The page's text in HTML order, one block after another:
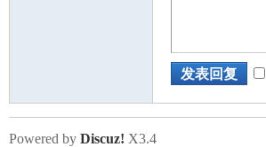
发表回复
Powered by Discuz! X3.4